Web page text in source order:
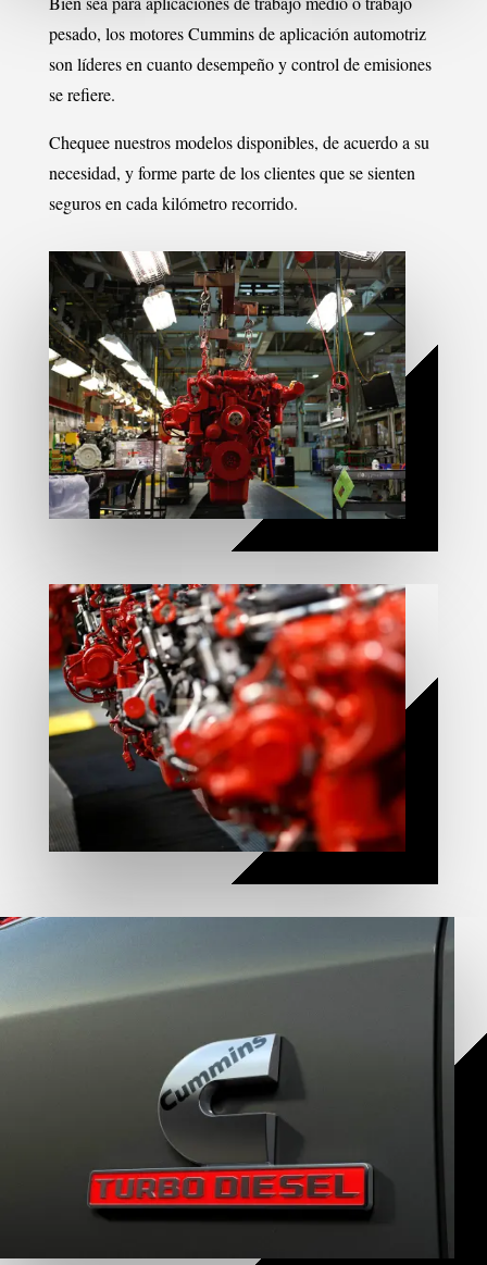
pesado, los motores Cummins de aplicación automotriz
son líderes en cuanto desempeño y control de emisiones
se refiere.
Chequee nuestros modelos disponibles, de acuerdo a su
necesidad, y forme parte de los clientes que se sienten
seguros en cada kilómetro recorrido.